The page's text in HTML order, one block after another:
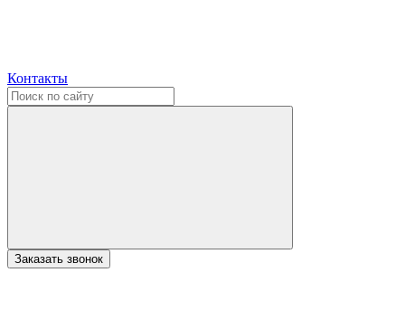
Контакты
Заказать звонок